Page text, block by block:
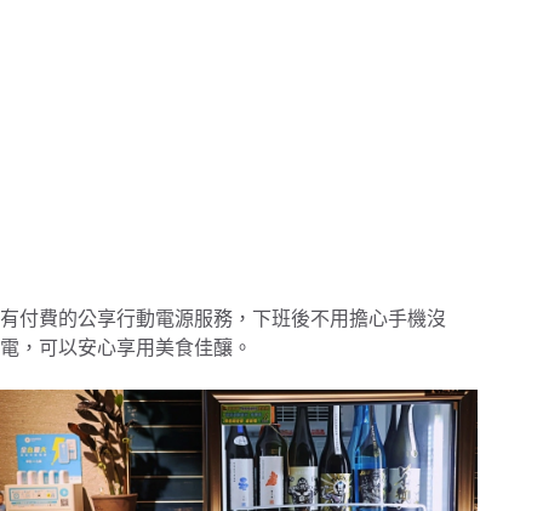
有付費的公享行動電源服務，下班後不用擔心手機沒
電，可以安心享用美食佳釀。